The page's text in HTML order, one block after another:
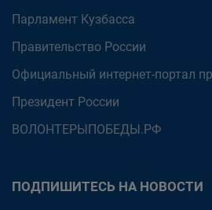
Парламент Кузбасса
Правительство России
Официальный интернет-портал
Президент России
ВОЛОНТЕРЫПОБЕДЫ.РФ
ПОДПИШИТЕСЬ НА НОВОСТИ